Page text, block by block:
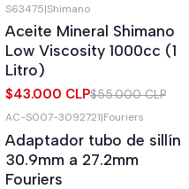
-22% OFF
Nuevo
S63475|Shimano
Aceite Mineral Shimano
Low Viscosity 1000cc (1
Litro)
$43.000 CLP$55.000 CLP
AC-S007-3092721|Fouriers
Adaptador tubo de sillín
30.9mm a 27.2mm
Fouriers